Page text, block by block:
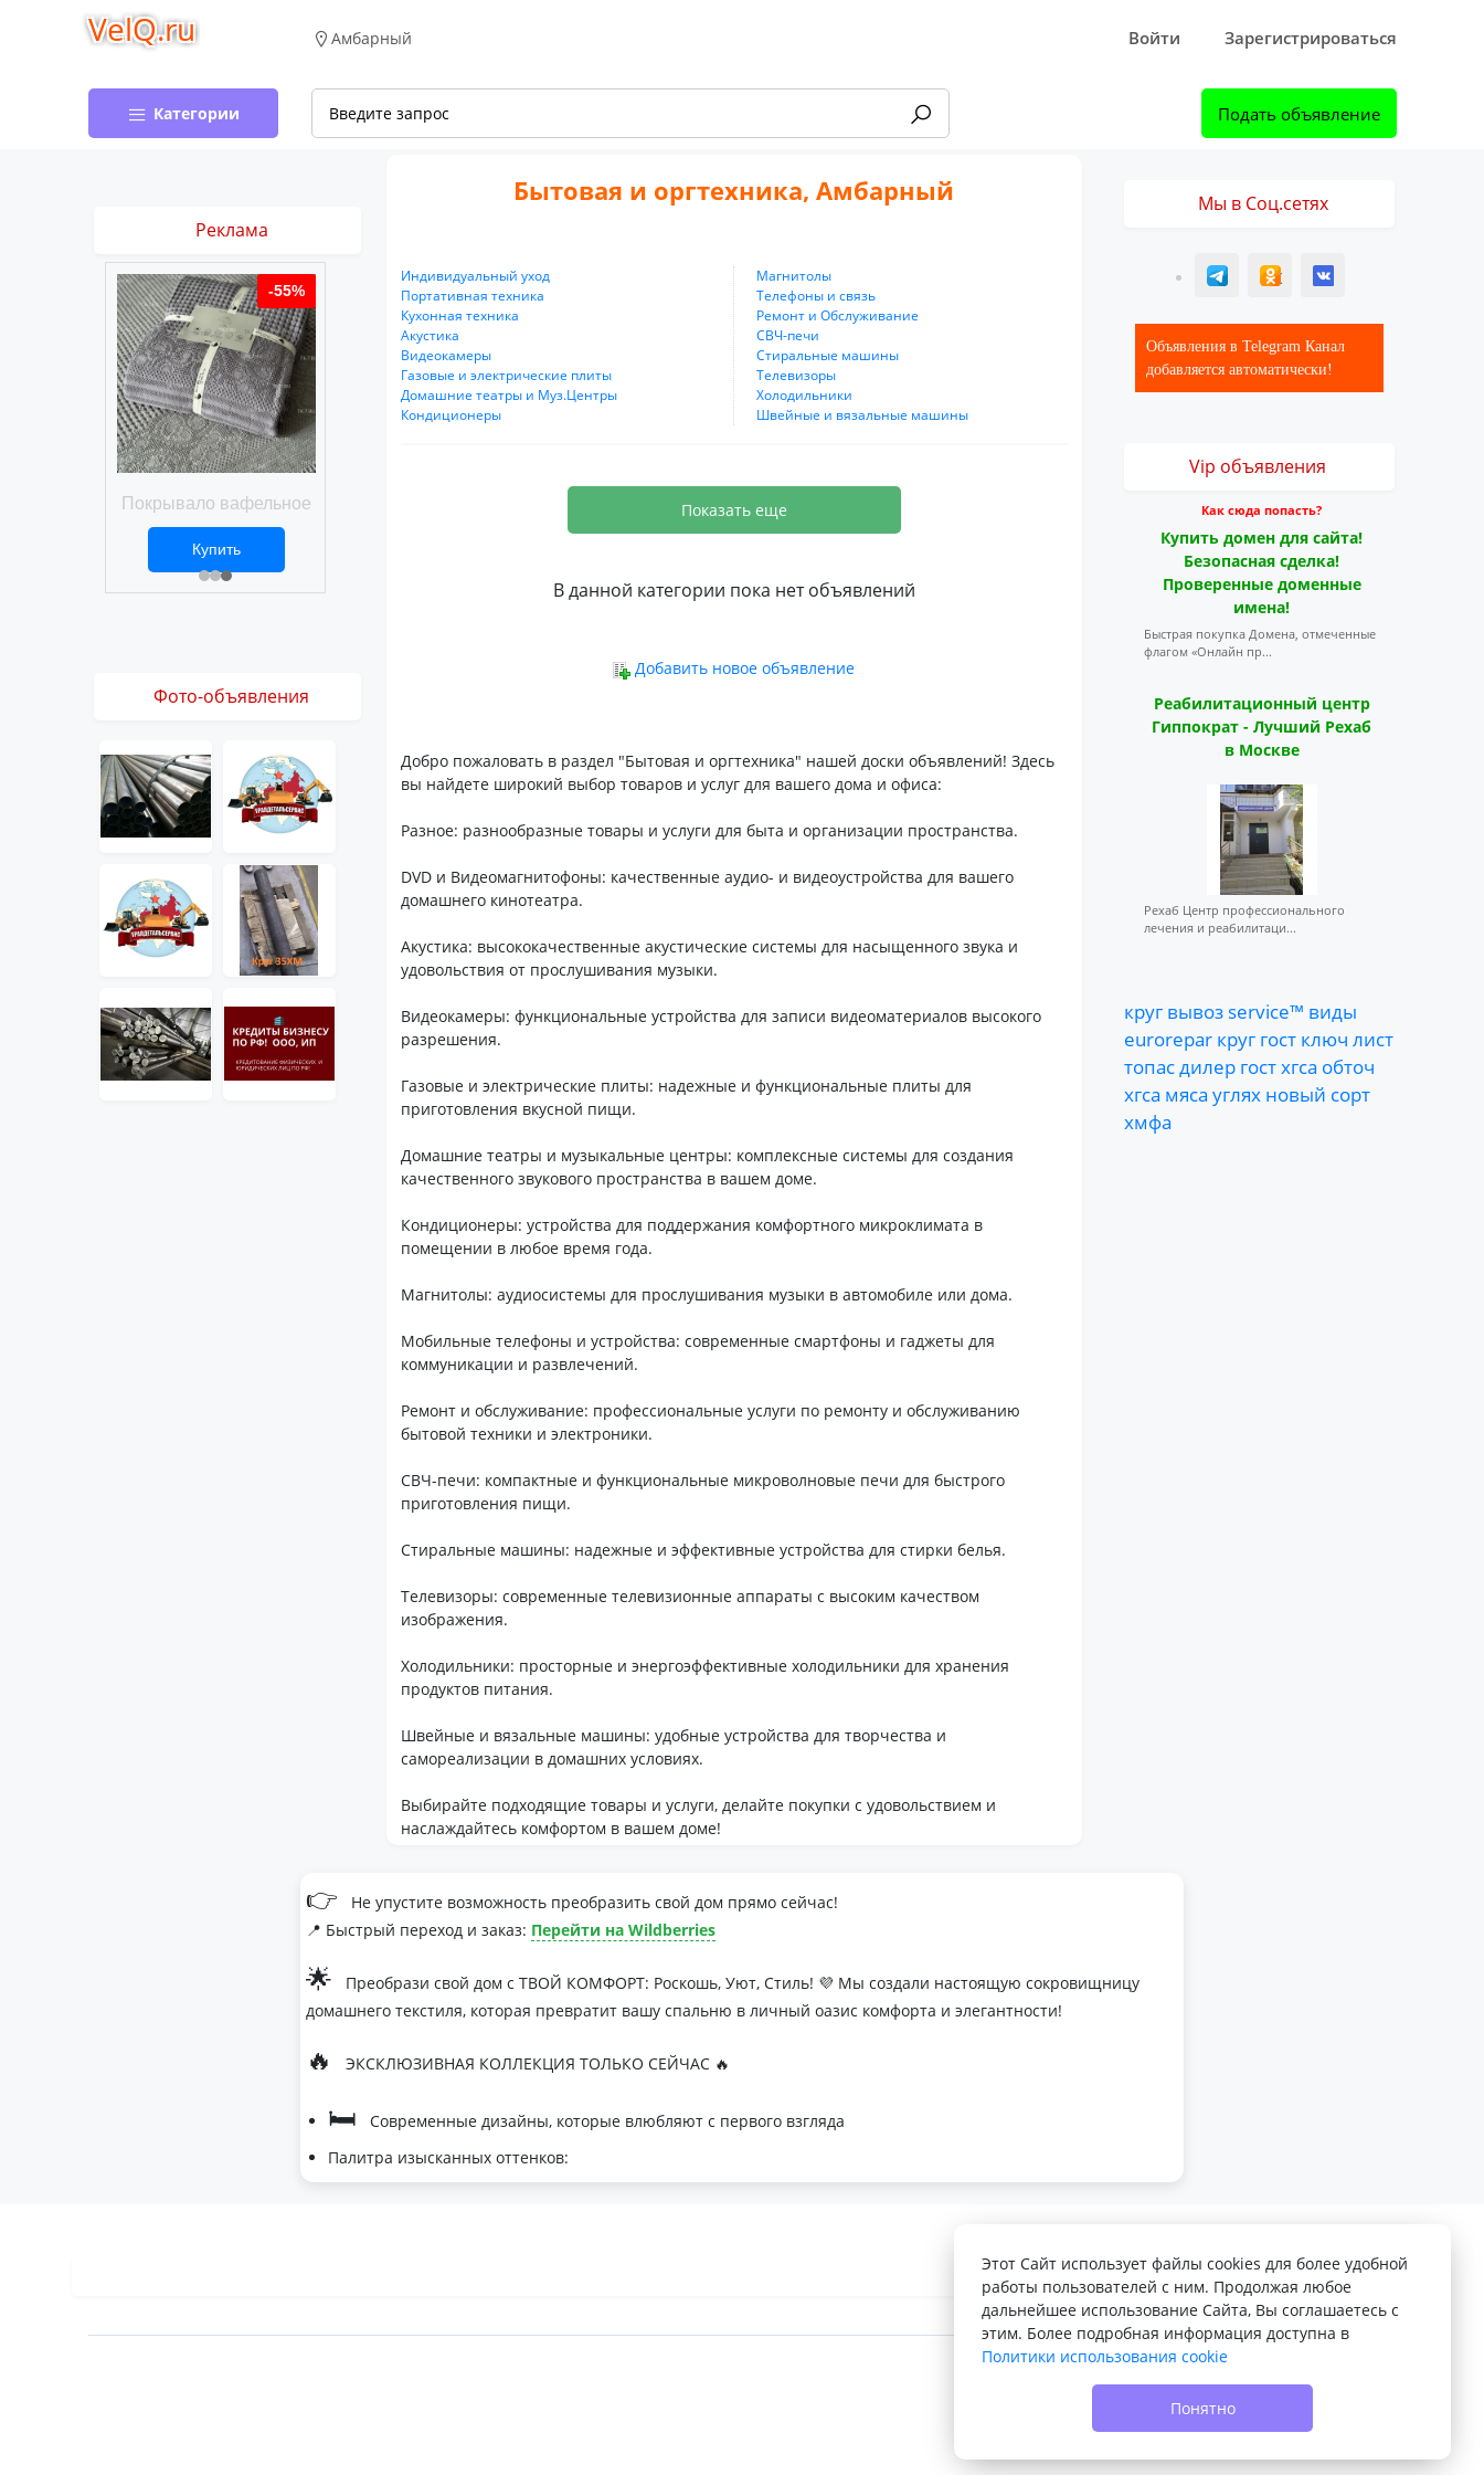
VelQ.ru Амбарный Войти Зарегистрироваться
Категории Подать объявление
Бытовая и оргтехника, Амбарный
Индивидуальный уход
Портативная техника
Кухонная техника
Акустика
Видеокамеры
Газовые и электрические плиты
Домашние театры и Муз.Центры
Кондиционеры
Магнитолы
Телефоны и связь
Ремонт и Обслуживание
СВЧ-печи
Стиральные машины
Телевизоры
Холодильники
Швейные и вязальные машины
Показать еще
В данной категории пока нет объявлений
Добавить новое объявление
Добро пожаловать в раздел "Бытовая и оргтехника" нашей доски объявлений! Здесь
вы найдете широкий выбор товаров и услуг для вашего дома и офиса:
Разное: разнообразные товары и услуги для быта и организации пространства.
DVD и Видеомагнитофоны: качественные аудио- и видеоустройства для вашего
домашнего кинотеатра.
Акустика: высококачественные акустические системы для насыщенного звука и
удовольствия от прослушивания музыки.
Видеокамеры: функциональные устройства для записи видеоматериалов высокого
разрешения.
Газовые и электрические плиты: надежные и функциональные плиты для
приготовления вкусной пищи.
Домашние театры и музыкальные центры: комплексные системы для создания
качественного звукового пространства в вашем доме.
Кондиционеры: устройства для поддержания комфортного микроклимата в
помещении в любое время года.
Магнитолы: аудиосистемы для прослушивания музыки в автомобиле или дома.
Мобильные телефоны и устройства: современные смартфоны и гаджеты для
коммуникации и развлечений.
Ремонт и обслуживание: профессиональные услуги по ремонту и обслуживанию
бытовой техники и электроники.
СВЧ-печи: компактные и функциональные микроволновые печи для быстрого
приготовления пищи.
Стиральные машины: надежные и эффективные устройства для стирки белья.
Телевизоры: современные телевизионные аппараты с высоким качеством
изображения.
Холодильники: просторные и энергоэффективные холодильники для хранения
продуктов питания.
Швейные и вязальные машины: удобные устройства для творчества и
самореализации в домашних условиях.
Выбирайте подходящие товары и услуги, делайте покупки с удовольствием и
наслаждайтесь комфортом в вашем доме!
Реклама
-55%
Покрывало вафельное
3 061 ₽
Купить
Фото-объявления
Мы в Соц.сетях
T ОК ВК
Объявления в Telegram Канал
добавляется автоматически!
Vip объявления
Как сюда попасть?
Купить домен для сайта!
Безопасная сделка!
Проверенные доменные
имена!
Быстрая покупка Домена, отмеченные
флагом «Онлайн пр...
Реабилитационный центр
Гиппократ - Лучший Рехаб
в Москве
Рехаб Центр профессионального
лечения и реабилитаци...
круг вывоз service™ виды
eurorepar круг гост ключ лист
топасдилер гостхгса обточ
хгса мяса углях новый сорт
хмфа
👉
Не упустите возможность преобразить свой дом прямо сейчас!
📍 Быстрый переход и заказ: Перейти на Wildberries
🌟
Преобрази свой дом с ТВОЙ КОМФОРТ: Роскошь, Уют, Стиль! 💜 Мы создали настоящую сокровищницу
домашнего текстиля, которая превратит вашу спальню в личный оазис комфорта и элегантности!
🔥 ЭКСКЛЮЗИВНАЯ КОЛЛЕКЦИЯ ТОЛЬКО СЕЙЧАС 🔥
🛏
Современные дизайны, которые влюбляют с первого взгляда
Палитра изысканных оттенков:
- Натуральный шелк
Этот Сайт использует файлы cookies для более удобной
работы пользователей с ним. Продолжая любое
дальнейшее использование Сайта, Вы соглашаетесь с
этим. Более подробная информация доступна в
Политики использования cookie
Понятно
© 2022 - 2026 Доска объявлений VELQ.RU